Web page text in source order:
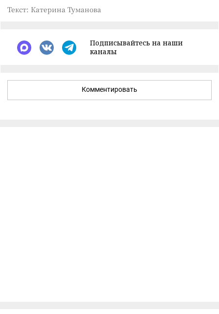
Текст: Катерина Туманова
Подписывайтесь на наши
каналы
Комментировать